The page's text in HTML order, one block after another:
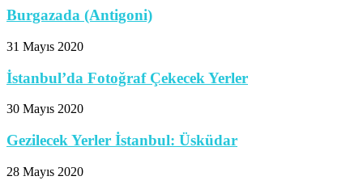
Burgazada (Antigoni)
31 Mayıs 2020
İstanbul’da Fotoğraf Çekecek Yerler
30 Mayıs 2020
Gezilecek Yerler İstanbul: Üsküdar
28 Mayıs 2020